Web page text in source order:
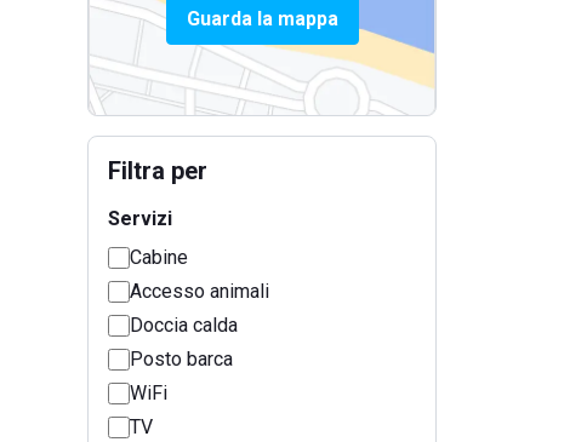
Guarda la mappa
Filtra per
Servizi
Cabine
Accesso animali
Doccia calda
Posto barca
WiFi
TV